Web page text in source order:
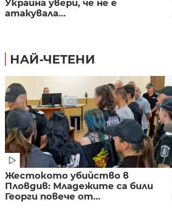
Украйна увери, че не е
атакувала...
НАЙ-ЧЕТЕНИ
Жестокото убийство в
Пловдив: Младежите са били
Георги повече от...